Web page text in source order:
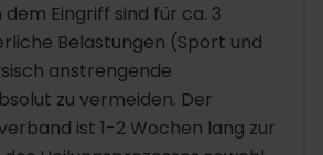
Eingriff sind für ca. 3
Belastungen (Sport und
anstrengende
zu vermeiden. Der
ist 1-2 Wochen lang zur